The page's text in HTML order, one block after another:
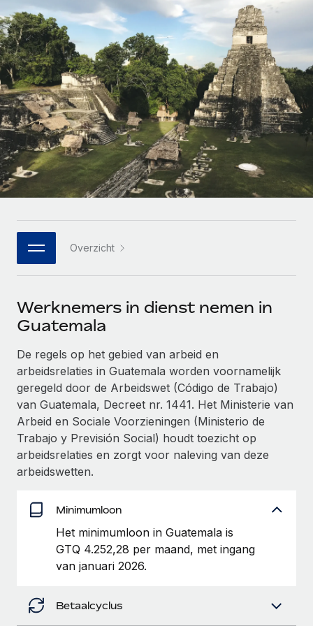
Zzp'ers internationaal onboarden en beheren
PEO
Ingewikkelde HR-taken eenvoudig uitbesteden
INFRASTRUCTUUR
Remote Embedded
HR naadloos in workflows integreren
Platform
Ingebouwde essentiële HR-functies voor je team
Integraties
DIENSTEN
Krijg hulp van global HR- en juridische experts
Achtergrondonderzoek
Vereenvoudig het screeningsproces van
kandidaten
Compliance Watchtower
Blijf compliance-risico's voor
Apparaatbeheer
Lever en track wereldwijd IT-middelen
Entiteiten oprichten
Stel snel compliant entiteiten op
Mobiliteit en overplaatsing
Plaats werknemers moeiteloos over
GROEIFASE
Start-ups
Flexibele global HR en payroll solutions voor groeiende
bedrijven
Mid-market
Teams uitbreiden met HR solutions op maat
Enterprise
Global HR voor grote bedrijven
WERK MET ONS SAMEN
Strategische technologiepartners
Een partner worden
Ontdek hoe je met ons kunt samenwerken
Integraties en advies over AI-automatiseringen
CASESTUDY'S
Hoe AI-pionier Weaviate zijn team met 120%
liet groeien met Remote
Weaviate in één oogopslag Weaviate bouwt open source,
De strategische samenwerking tussen
beheer
Betalingscalculator voor zzp'ers
Ontdek valuta-opties en betaalsnelheden voor
internationale zzp'ers
LEREN MET REMOTE
Onderzoek en gidsen
Casestudy's
HR-woordenlijst
Checklists en templates
Webinars
Newsroom
Inzichtencentrum
Support
Alle bronnen bekijken
BLOG
Contractor Management
Naar de blog
Nederlands
Français
Deutsch
Español
Italiano
Português (Portugal)
日本語
한국어
Overzicht
Werknemers in dienst nemen in
Guatemala
De regels op het gebied van arbeid en
arbeidsrelaties in Guatemala worden voornamelijk
geregeld door de Arbeidswet (Código de Trabajo)
van Guatemala, Decreet nr. 1441. Het Ministerie van
Arbeid en Sociale Voorzieningen (Ministerio de
Trabajo y Previsión Social) houdt toezicht op
arbeidsrelaties en zorgt voor naleving van deze
arbeidswetten.
Minimumloon
Het minimumloon in Guatemala is
GTQ 4.252,28 per maand, met ingang
van januari 2026.
Betaalcyclus